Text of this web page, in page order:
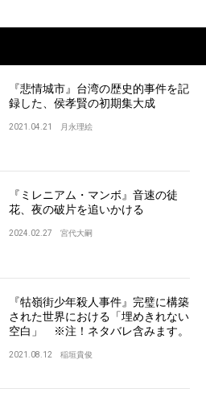
『悲情城市』台湾の歴史的事件を記
録した、侯孝賢の初期集大成
2021.04.21 月永理絵
『ミレニアム・マンボ』音速の徒
花、夜の破片を追いかける
2024.02.27 宮代大嗣
『牯嶺街少年殺人事件』完璧に構築
された世界における「埋めきれない
空白」 ※注！ネタバレ含みます。
2021.08.12 稲垣貴俊